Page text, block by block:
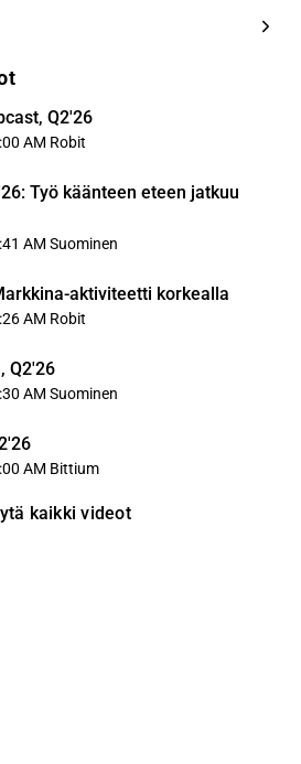
Q2'26
AM Robit
Työ käänteen eteen jatkuu
AM Suominen
aktiviteetti korkealla
AM Robit
Q2'26
AM Suominen
AM Bittium
kaikki videot